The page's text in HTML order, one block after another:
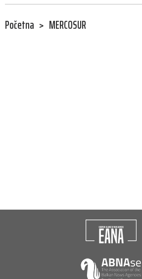
Početna > MERCOSUR